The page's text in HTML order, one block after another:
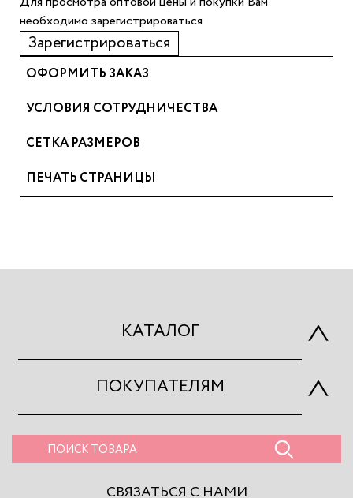
Для просмотра оптовой цены и покупки Вам
необходимо зарегистрироваться
Зарегистрироваться
ОФОРМИТЬ ЗАКАЗ
УСЛОВИЯ СОТРУДНИЧЕСТВА
СЕТКА РАЗМЕРОВ
ПЕЧАТЬ СТРАНИЦЫ
КАТАЛОГ
ПОКУПАТЕЛЯМ
СВЯЗАТЬСЯ С НАМИ